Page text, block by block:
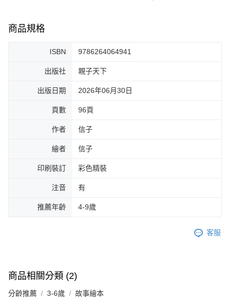
商品規格
ISBN 9786264064941
出版社 親子天下
出版日期 2026年06月30日
頁數 96頁
作者 信子
繪者 信子
印刷裝訂 彩色精裝
注音 有
推薦年齡 4-9歲
客服
商品相關分類 (2)
分齡推薦 3-6歲 故事繪本